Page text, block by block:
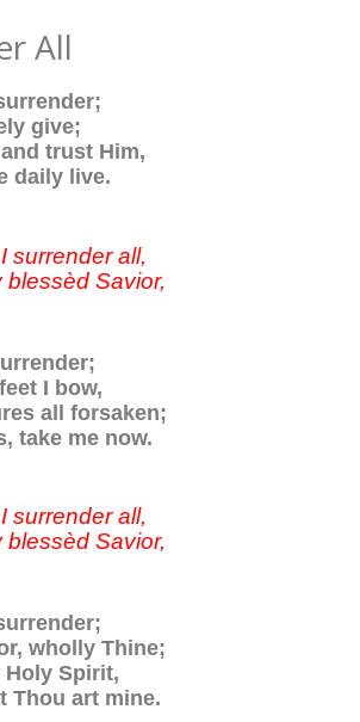
All
give;
trust Him,
daily live.
surrender all,
blessèd Savior,
I bow,
all forsaken;
take me now.
surrender all,
blessèd Savior,
wholly Thine;
Holy Spirit,
Thou art mine.